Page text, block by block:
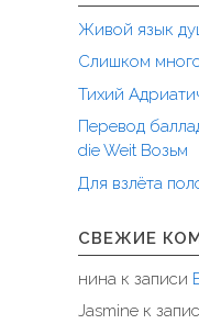
Живой язык
Слишком
Тихий
Перевод
die Weit Возьм
Для взлёта
СВЕЖИЕ
нина к записи
Jasmine к